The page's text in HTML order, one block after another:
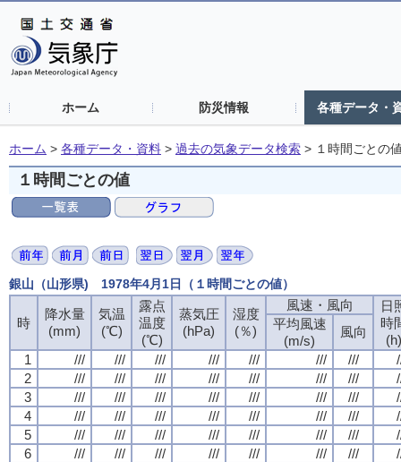
ホーム 防災情報 各種データ・
ホーム > 各種データ・資料 > 過去の気象データ検索 > １時間ごとの
１時間ごとの値
銀山（山形県) 1978年4月1日（１時間ごとの値）
時
降水量
(mm)
気温
(℃)
露点
温度
(℃)
蒸気圧
(hPa)
湿度
(％)
風速・風向
日
時
(h)
平均風速
(m/s)
風向
1
/// /// /// /// /// /// ///
2
/// /// /// /// /// /// ///
3
/// /// /// /// /// /// ///
4
/// /// /// /// /// /// ///
5
/// /// /// /// /// /// ///
6
/// /// /// /// /// /// ///
時
降水量
(mm)
気温
(℃)
露点
温度
(℃)
蒸気圧
(hPa)
湿度
(％)
風速・風向
日
時
(h)
平均風速
(m/s)
風向
1
/// /// /// /// /// /// ///
2
/// /// /// /// /// /// ///
3
/// /// /// /// /// /// ///
4
/// /// /// /// /// /// ///
5
/// /// /// /// /// /// ///
6
/// /// /// /// /// /// ///
時
降水量
(mm)
気温
(℃)
露点
温度
(℃)
蒸気圧
(hPa)
湿度
(％)
風速・風向
日
時
(h)
平均風速
(m/s)
風向
1
/// /// /// /// /// /// ///
2
/// /// /// /// /// /// ///
3
/// /// /// /// /// /// ///
4
/// /// /// /// /// /// ///
5
/// /// /// /// /// /// ///
6
/// /// /// /// /// /// ///
時
降水量
(mm)
気温
(℃)
露点
温度
(℃)
蒸気圧
(hPa)
湿度
(％)
風速・風向
日
時
(h)
平均風速
(m/s)
風向
1
/// /// /// /// /// /// ///
2
/// /// /// /// /// /// ///
3
/// /// /// /// /// /// ///
4
/// /// /// /// /// /// ///
5
/// /// /// /// /// /// ///
6
/// /// /// /// /// /// ///